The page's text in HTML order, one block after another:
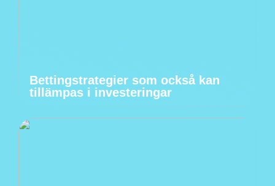
Bettingstrategier som också kan
tillämpas i investeringar